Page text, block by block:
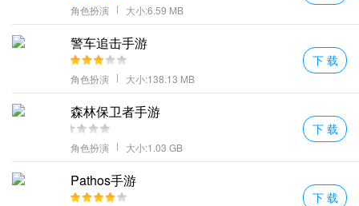
3、丰富的修仙和热血激情对战操作打出各种技能控制住敌人并且将
其击杀。
4、与志趣相投的人一起来修习在你打拼的路面上会充满了大量的快
三界封仙录点评
还有华丽的神翼翅膀以及各种风格的炫丽时装任你自由搭配属于你
的个性角色。
各种各样绮丽的服饰造型设计确实每一套都尤其美彻底能够突显出
角色扮演 大小:6.59 MB
警车追击手游
角色扮演 大小:138.13 MB
下 载
森林保卫者手游
角色扮演 大小:1.03 GB
下 载
Pathos手游
下 载